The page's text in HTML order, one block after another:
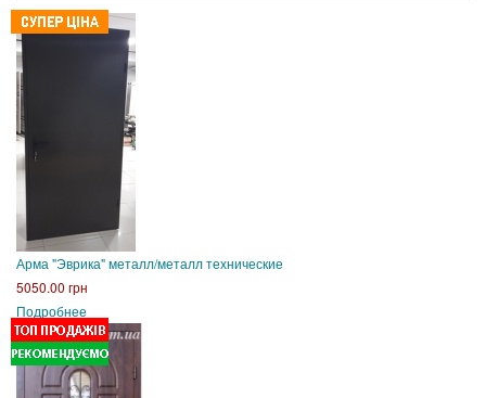
Арма "Эврика" металл/металл технические
5050.00 грн
Подробнее